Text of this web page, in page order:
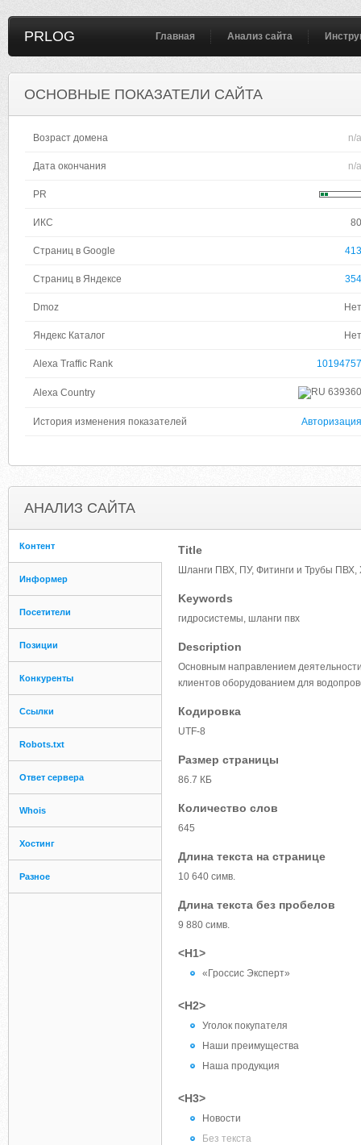
PRLOG Главная Анализ сайта
ОСНОВНЫЕ ПОКАЗАТЕЛИ САЙТА
Возраст домена n/a
Дата окончания n/a
PR
ИКС 80
Страниц в Google 413
Страниц в Яндексе 354
Dmoz Нет
Яндекс Каталог Нет
Alexa Traffic Rank 10194757
Alexa Country 639360
История изменения показателей Авторизация
АНАЛИЗ САЙТА
Контент
Информер
Посетители
Позиции
Конкуренты
Ссылки
Robots.txt
Ответ сервера
Whois
Хостинг
Разное
Title
Шланги ПВХ, ПУ, Фитинги и Трубы
Keywords
гидросистемы, шланги пвх
Description
Основным направлением
клиентов оборудованием для
Кодировка
UTF-8
Размер страницы
86.7 КБ
Количество слов
645
Длина текста на странице
10 640 симв.
Длина текста без пробелов
9 880 симв.
<H1>
«Гроссис Эксперт»
<H2>
Уголок покупателя
Наши преимущества
Наша продукция
<H3>
Новости
Без текста